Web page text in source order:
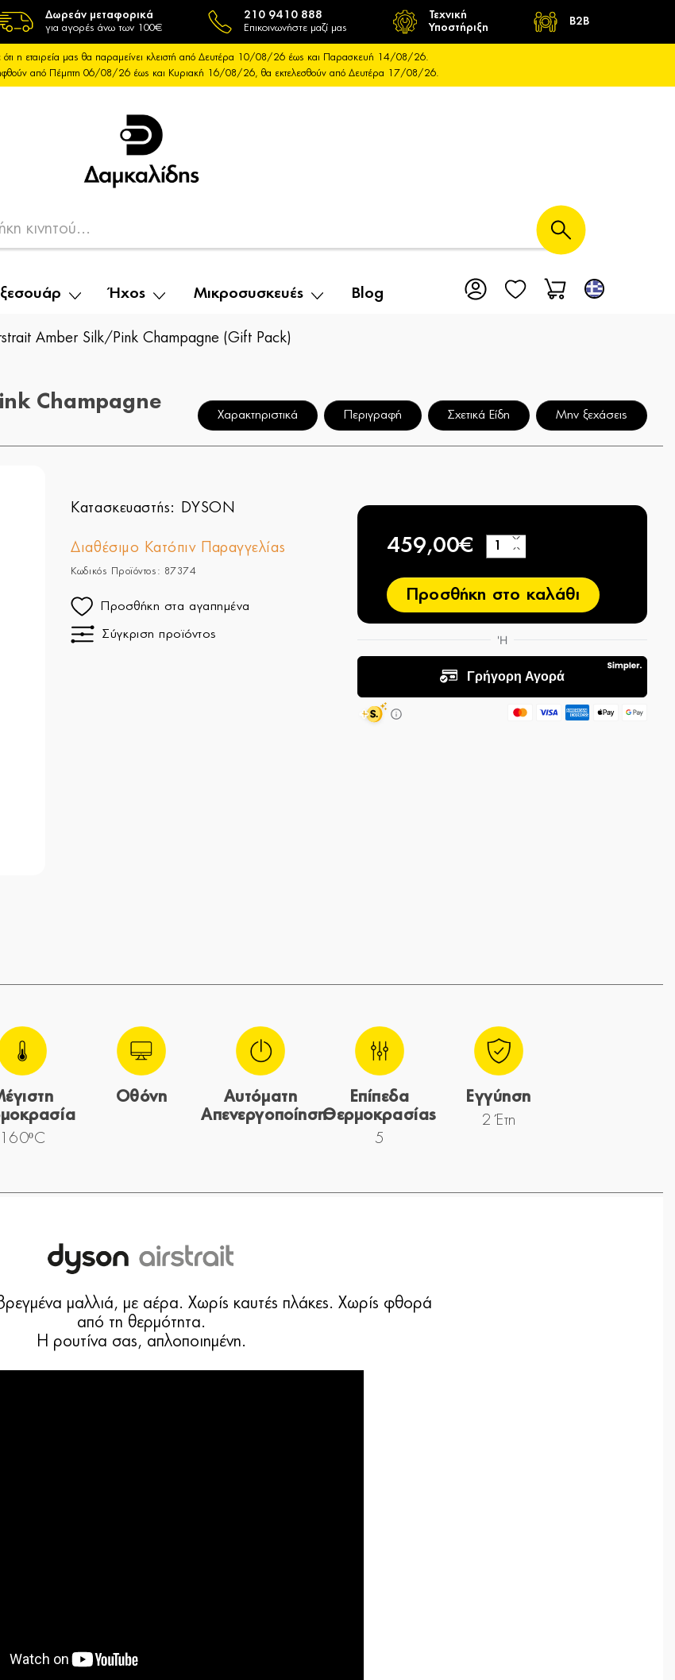
Δωρεάν μεταφορικά
για αγορές άνω των 100€
210 9410 888
Επικοινωνήστε μαζί μας
Τεχνική
Υποστήριξη
B2B
η εταιρεία μας θα παραμείνει κλειστή από Δευτέρα 10/08/26 έως και Παρασκευή 14/08/26.
από Πέμπτη 06/08/26 έως και Κυριακή 16/08/26, θα εκτελεσθούν από Δευτέρα 17/08/26.
Ήχος Μικροσυσκευές Blog
Amber Silk/Pink Champagne (Gift Pack)
Champagne
Χαρακτηριστικά Περιγραφή Σχετικά Είδη Μην ξεχάσεις
Κατασκευαστής: DYSON
Διαθέσιμο Κατόπιν Παραγγελίας
Κωδικός Προϊόντος: 87374
Προσθήκη στα αγαπημένα
Σύγκριση προϊόντος
459,00€ −
+
Προσθήκη στο καλάθι
160ºC
Οθόνη
Αυτόματη
Απενεργοποίηση
Επίπεδα
Θερμοκρασίας
5
Εγγύηση
2 Έτη
βρεγμένα μαλλιά, με αέρα. Χωρίς καυτές πλάκες. Χωρίς φθορά
από τη θερμότητα.
Η ρουτίνα σας, απλοποιημένη.